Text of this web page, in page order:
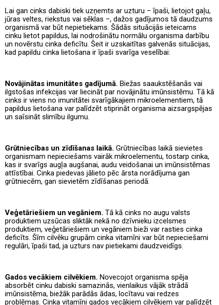
Lai gan cinks dabiski tiek uzņemts ar uzturu – īpaši, lietojot gaļu,
jūras veltes, riekstus vai sēklas –, dažos gadījumos tā daudzums
organismā var būt nepietiekams. Šādās situācijās ieteicams
cinku lietot papildus, lai nodrošinātu normālu organisma darbību
un novērstu cinka deficītu. Šeit ir uzskaitītas galvenās situācijas,
kad papildu cinka lietošana ir īpaši svarīga veselībai:
Novājinātas imunitātes gadījumā. Biežas saaukstēšanās vai
ilgstošas infekcijas var liecināt par novājinātu imūnsistēmu. Tā kā
cinks ir viens no imunitātei svarīgākajiem mikroelementiem, tā
papildus lietošana var palīdzēt stiprināt organisma aizsargspējas
un saīsināt slimību ilgumu.
Grūtniecības un zīdīšanas laikā. Grūtniecības laikā sievietes
organismam nepieciešams vairāk mikroelementu, tostarp cinka,
kas ir svarīgs augļa augšanai, audu veidošanai un imūnsistēmas
attīstībai. Cinka piedevas jālieto pēc ārsta norādījuma gan
grūtniecēm, gan sievietēm zīdīšanas periodā.
Veģetāriešiem un vegāniem. Tā kā cinks no augu valsts
produktiem uzsūcas sliktāk nekā no dzīvnieku izcelsmes
produktiem, veģetāriešiem un vegāniem bieži var rasties cinka
deficīts. Šīm cilvēku grupām cinka vitamīni var būt nepieciešami
regulāri, īpaši tad, ja uzturs nav pietiekami daudzveidīgs.
Gados vecākiem cilvēkiem. Novecojot organisma spēja
absorbēt cinku dabiski samazinās, vienlaikus vājāk strādā
imūnsistēma, biežāk parādās ādas, locītavu vai redzes
problēmas. Cinka vitamīni gados vecākiem cilvēkiem var palīdzēt